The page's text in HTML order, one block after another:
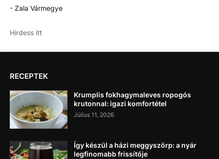
- Zala Vármegye
Hirdess itt
RECEPTEK
Krumplis fokhagymaleves ropogós
krutonnal: igazi komfortétel
Július 11, 2026
Így készül a házi meggyszörp: a nyár
legfinomabb frissítője